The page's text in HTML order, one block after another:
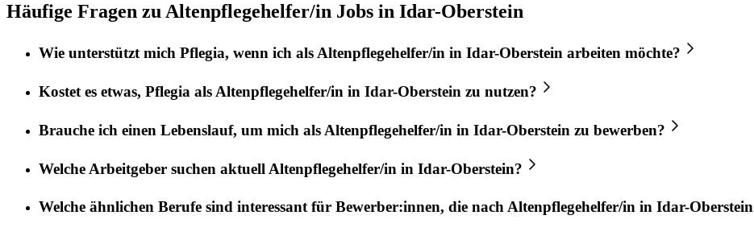
Häufige Fragen zu Altenpflegehelfer/in Jobs in Idar-Oberstein
Wie unterstützt mich Pflegia, wenn ich alsAltenpflegehelfer/in in Idar-Oberstein arbeiten möchte?
Kostet es etwas, Pflegia als Altenpflegehelfer/in in Idar-Oberstein zu nutzen?
Brauche ich einen Lebenslauf, um mich als Altenpflegehelfer/in in Idar-Oberstein zu bewerben?
Welche Arbeitgeber suchen aktuell Altenpflegehelfer/in in Idar-Oberstein?
Welche ähnlichen Berufe sind interessant für Bewerber:innen, die nachAltenpflegehelfer/in in Idar-Oberstein